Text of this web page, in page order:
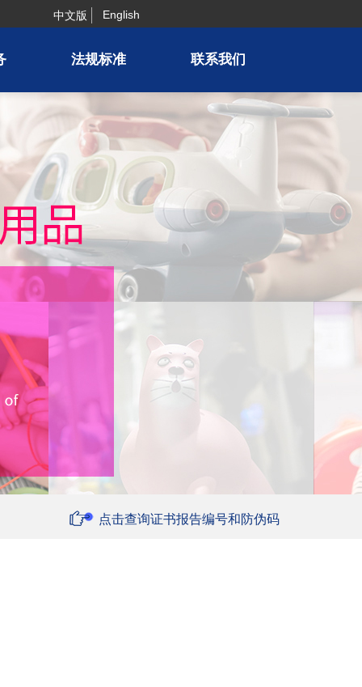
中文版 English
法规标准 联系我们
点击查询证书报告编号和防伪码